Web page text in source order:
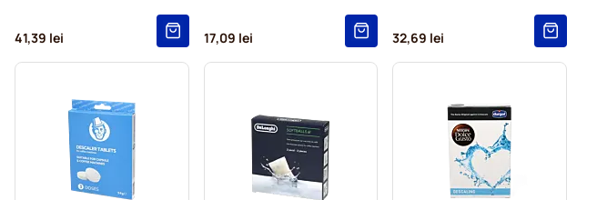
41,39 lei 17,09 lei 32,69 lei